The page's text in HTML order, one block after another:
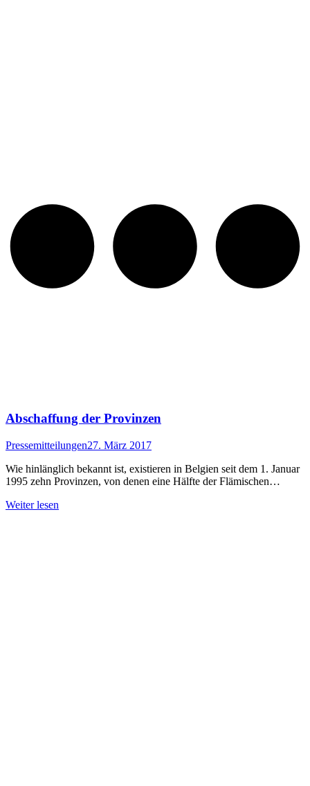
Abschaffung der Provinzen
Pressemitteilungen27. März 2017
Wie hinlänglich bekannt ist, existieren in Belgien seit dem 1. Januar
1995 zehn Provinzen, von denen eine Hälfte der Flämischen…
Weiter lesen